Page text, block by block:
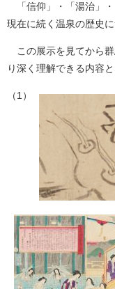
「信仰」・「湯治」・
現在に続く温泉の歴史
この展示を見てから群
り深く理解できる内容と
（1）​